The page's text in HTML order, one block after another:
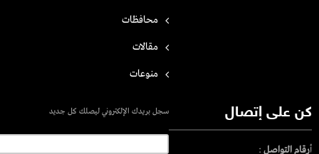
محافظات
مقالات
منوعات
كن على إتصال
أرقام التواصل :
سجل بريدك الإلكتروني ليصلك كل جديد